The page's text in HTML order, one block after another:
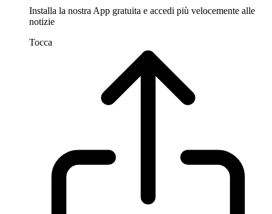
Installa la nostra App gratuita e accedi più velocemente alle
notizie
Tocca